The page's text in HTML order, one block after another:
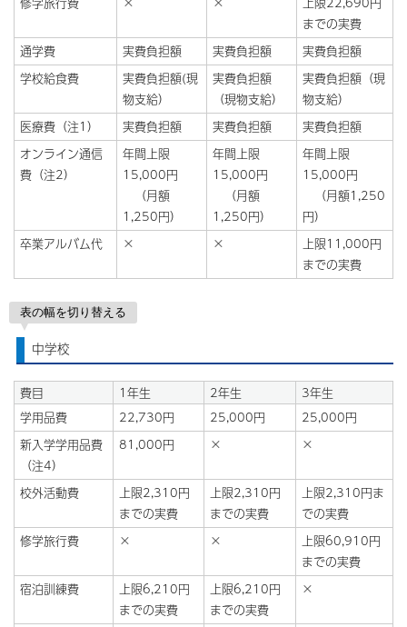
までの実費
通学費
実費負担額 実費負担額
実費負担額
学校給食費
実費負担額(現
物支給）
実費負担額
（現物支給）
実費負担額（現
物支給）
医療費（注1）
実費負担額 実費負担額
実費負担額
オンライン通信
費（注2）
年間上限
15,000円
（月額
1,250円）
年間上限
15,000円
（月額
1,250円）
年間上限
15,000円
（月額1,250
円）
卒業アルバム代
× ×
上限11,000円
までの実費
表の幅を切り替える
中学校
費目 1年生 2年生
3年生
学用品費
22,730円 25,000円
25,000円
新入学学用品費
（注4）
81,000円 × ×
校外活動費
上限2,310円
までの実費
上限2,310円
までの実費
上限2,310円ま
での実費
修学旅行費
× ×
上限60,910円
までの実費
宿泊訓練費
上限6,210円
までの実費
上限6,210円
までの実費
×